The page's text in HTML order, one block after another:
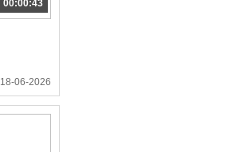
00:00:43
18-06-2026